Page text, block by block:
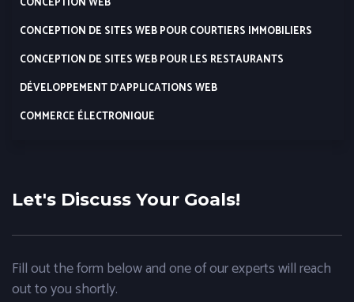
CONCEPTION DE SITES WEB POUR COURTIERS IMMOBILIERS
CONCEPTION DE SITES WEB POUR LES RESTAURANTS
DÉVELOPPEMENT D’APPLICATIONS WEB
COMMERCE ÉLECTRONIQUE
Let's Discuss Your Goals!
Fill out the form below and one of our experts will reach
out to you shortly.